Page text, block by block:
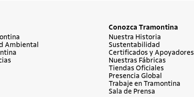
Ambiental
Conozca Tramontina
Nuestra Historia
Sustentabilidad
Certificados y Apoyadores
Nuestras Fábricas
Tiendas Oficiales
Presencia Global
Trabaje en Tramontina
Sala de Prensa